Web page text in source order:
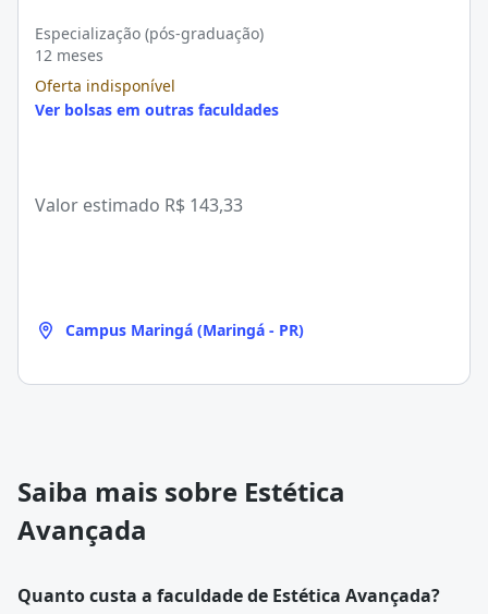
Especialização (pós-graduação)
12 meses
Oferta indisponível
Ver bolsas em outras faculdades
Valor estimado R$ 143,33
Campus Maringá (Maringá - PR)
Saiba mais sobre Estética
Avançada
Quanto custa a faculdade de Estética Avançada?